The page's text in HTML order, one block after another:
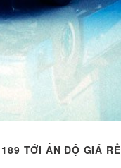
TỚI ẤN ĐỘ GIÁ